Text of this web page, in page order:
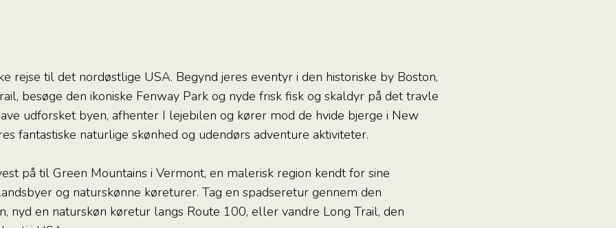
rejse til det nordøstlige USA. Begynd jeres eventyr i den historiske by Boston,
besøge den ikoniske Fenway Park og nyde frisk fisk og skaldyr på det travle
udforsket byen, afhenter I lejebilen og kører mod de hvide bjerge i New
fantastiske naturlige skønhed og udendørs adventure aktiviteter.
på til Green Mountains i Vermont, en malerisk region kendt for sine
og naturskønne køreturer. Tag en spadseretur gennem den
nyd en naturskøn køretur langs Route 100, eller vandre Long Trail, den